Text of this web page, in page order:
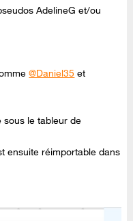
AdelineG et/ou
@Daniel35 et
sous le tableur de
ensuite réimportable dans